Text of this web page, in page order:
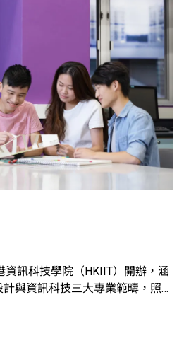
資訊科技學院（HKIIT）開辦，涵
與資訊科技三大專業範疇，照顧